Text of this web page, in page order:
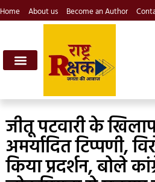
Home About us Become an Author
जीतू पटवारी के
अमर्यादित टिप्पणी,
किया प्रदर्शन, बोले